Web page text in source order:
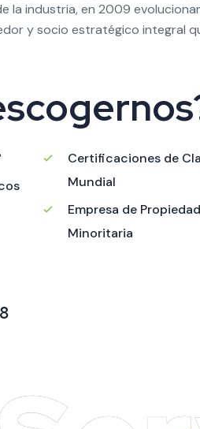
la industria, en 2009
y socio estratégico integral
Certificaciones de
Mundial
Empresa de Propiedad
Minoritaria